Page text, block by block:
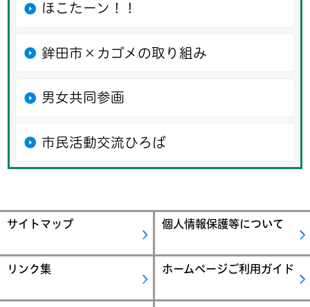
ほこたーン！！
鉾田市×カゴメの取り組み
男女共同参画
市民活動交流ひろば
サイトマップ 個人情報保護等について
リンク集 ホームページご利用ガイド